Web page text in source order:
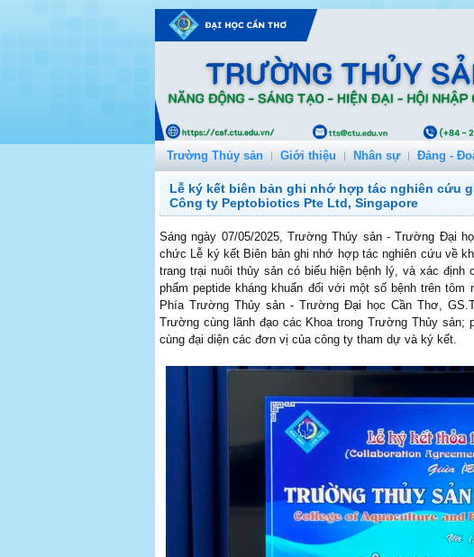
Trường Thủy sản Giới thiệu Nhân sự Đảng -
Lễ ký kết biên bản ghi nhớ hợp tác nghiên cứu
Công ty Peptobiotics Pte Ltd, Singapore
Sáng ngày 07/05/2025, Trường Thủy sản - Trường Đại
chức Lễ ký kết Biên bản ghi nhớ hợp tác nghiên cứu về
trang trại nuôi thủy sản có biểu hiện bệnh lý, và xác
phẩm peptide kháng khuẩn đối với một số bệnh trên tôm
Phía Trường Thủy sản - Trường Đại học Cần Thơ,
Trường cùng lãnh đạo các Khoa trong Trường Thủy sản;
cùng đại diện các đơn vị của công ty tham dự và ký kết.